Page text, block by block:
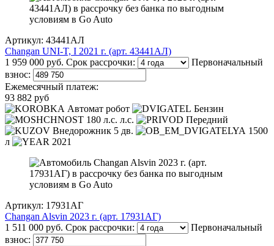
Артикул: 43441АЛ
Changan UNI-T, I 2021 г. (арт. 43441АЛ)
1 959 000 руб. Срок рассрочки:
Первоначальный
взнос:
Ежемесячный платеж:
93 882 руб
Автомат робот
Бензин
180 л.с. л.с.
Передний
Внедорожник 5 дв.
1500
л
2021
Артикул: 17931АГ
Changan Alsvin 2023 г. (арт. 17931АГ)
1 511 000 руб. Срок рассрочки:
Первоначальный
взнос: